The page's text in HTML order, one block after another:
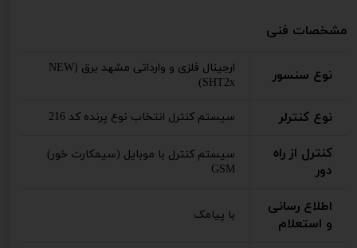
مشخصات فنی
نوع سنسور
ارجینال فلزی و وارداتی مشهد برق (NEW
SHT2x)
نوع کنترلر سیستم کنترل انتخاب نوع پرنده کد 216
کنترل از راه
دور
سیستم کنترل با موبایل (سیمکارت خور)
GSM
اطلاع رسانی
و استعلام
با پیامک